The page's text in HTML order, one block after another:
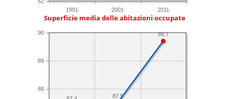
1991 2001 2011
Superficie media delle abitazioni occupate
88
89
90 89.7
87.5